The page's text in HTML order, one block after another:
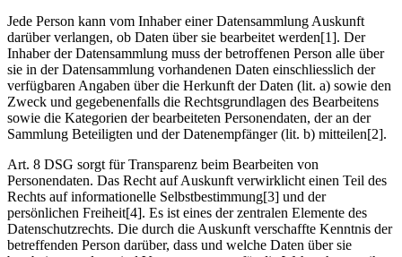
Jede Person kann vom Inhaber einer Datensammlung Auskunft
darüber verlangen, ob Daten über sie bearbeitet werden[1]. Der
Inhaber der Datensammlung muss der betroffenen Person alle über
sie in der Datensammlung vorhandenen Daten einschliesslich der
verfügbaren Angaben über die Herkunft der Daten (lit. a) sowie den
Zweck und gegebenenfalls die Rechtsgrundlagen des Bearbeitens
sowie die Kategorien der bearbeiteten Personendaten, der an der
Sammlung Beteiligten und der Datenempfänger (lit. b) mitteilen[2].
Art. 8 DSG sorgt für Transparenz beim Bearbeiten von
Personendaten. Das Recht auf Auskunft verwirklicht einen Teil des
Rechts auf informationelle Selbstbestimmung[3] und der
persönlichen Freiheit[4]. Es ist eines der zentralen Elemente des
Datenschutzrechts. Die durch die Auskunft verschaffte Kenntnis der
betreffenden Person darüber, dass und welche Daten über sie